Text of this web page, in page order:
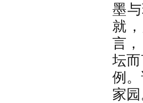
墨
就
言
坛
例
家